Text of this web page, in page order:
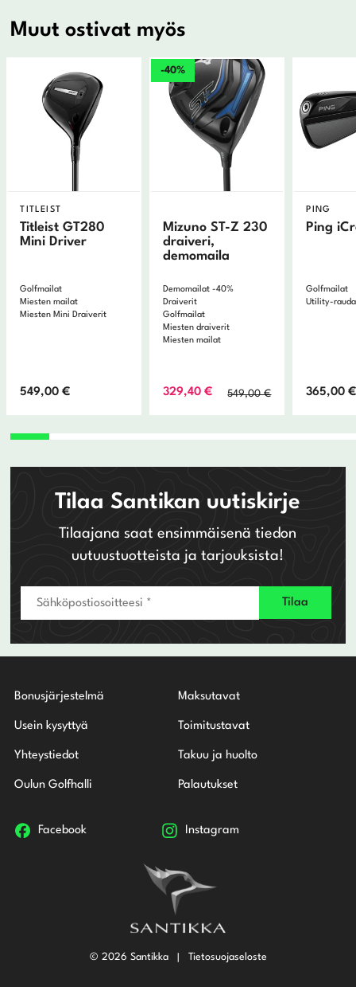
Muut ostivat myös
TITLEIST
Titleist GT280
Mini Driver
Golfmailat
Miesten mailat
Miesten Mini Draiverit
549,00€
-40%
Mizuno ST-Z 230
draiveri,
demomaila
Demomailat -40%
Draiverit
Golfmailat
Miesten draiverit
Miesten mailat
549,00€Alkuperäinen
329,40€
Nykyinen
PING
Ping
Golfmailat
Utility-
365,00€
Tilaa Santikan uutiskirje
Tilaajana saat ensimmäisenä tiedon
uutuustuotteista ja tarjouksista!
© 2026 Santikka Tietosuojaseloste
Bonusjärjestelmä
Usein kysyttyä
Yhteystiedot
Oulun Golfhalli
Maksutavat
Toimitustavat
Takuu ja huolto
Palautukset
Facebook Instagram